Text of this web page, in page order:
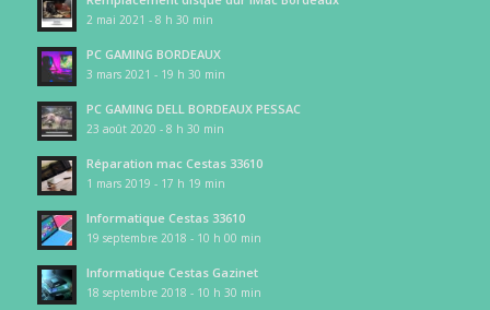
2 mai 2021 - 8 h 30 min
PC GAMING BORDEAUX
3 mars 2021 - 19 h 30 min
PC GAMING DELL BORDEAUX PESSAC
23 août 2020 - 8 h 30 min
Réparation mac Cestas 33610
1 mars 2019 - 17 h 19 min
Informatique Cestas 33610
19 septembre 2018 - 10 h 00 min
Informatique Cestas Gazinet
18 septembre 2018 - 10 h 30 min